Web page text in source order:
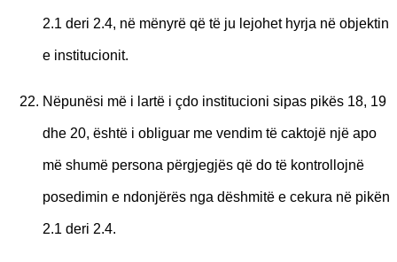
2.1 deri 2.4, në mënyrë që të ju lejohet hyrja në objektin
e institucionit.
Nëpunësi më i lartë i çdo institucioni sipas pikës 18, 19
dhe 20, është i obliguar me vendim të caktojë një apo
më shumë persona përgjegjës që do të kontrollojnë
posedimin e ndonjërës nga dëshmitë e cekura në pikën
2.1 deri 2.4.